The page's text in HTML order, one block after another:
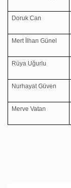
Doruk Can
Mert İlhan Günel
Rüya Uğurlu
Nurhayat Güven
Merve Vatan